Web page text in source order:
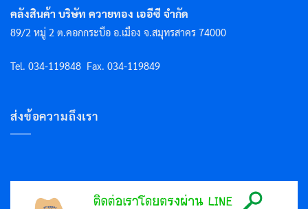
คลังสินค้า บริษัท ควายทอง เออีซี จำกัด
89/2 หมู่ 2 ต.คอกกระบือ อ.เมือง จ.สมุทรสาคร 74000
Tel. 034-119848 Fax. 034-119849
ส่งข้อความถึงเรา